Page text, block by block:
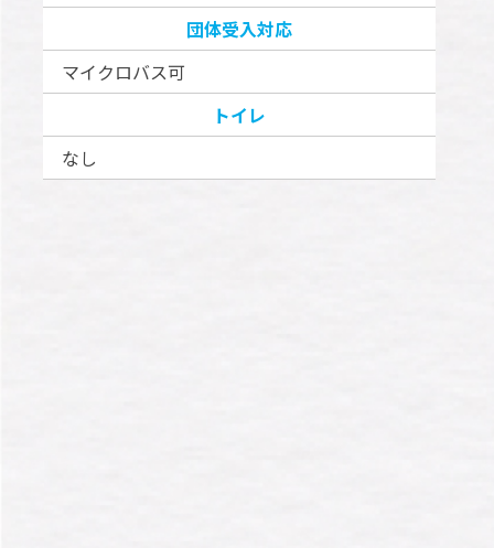
団体受入対応
マイクロバス可
トイレ
なし